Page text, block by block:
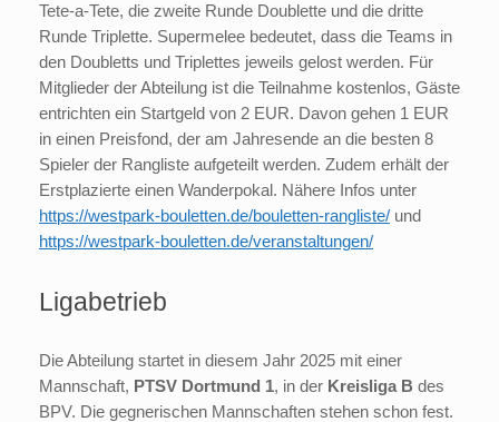
Tete-a-Tete, die zweite Runde Doublette und die dritte
Runde Triplette. Supermelee bedeutet, dass die Teams in
den Doubletts und Triplettes jeweils gelost werden. Für
Mitglieder der Abteilung ist die Teilnahme kostenlos, Gäste
entrichten ein Startgeld von 2 EUR. Davon gehen 1 EUR
in einen Preisfond, der am Jahresende an die besten 8
Spieler der Rangliste aufgeteilt werden. Zudem erhält der
Erstplazierte einen Wanderpokal. Nähere Infos unter
https://westpark-bouletten.de/bouletten-rangliste/ und
https://westpark-bouletten.de/veranstaltungen/
Ligabetrieb
Die Abteilung startet in diesem Jahr 2025 mit einer
Mannschaft, PTSV Dortmund 1, in der Kreisliga B des
BPV. Die gegnerischen Mannschaften stehen schon fest.